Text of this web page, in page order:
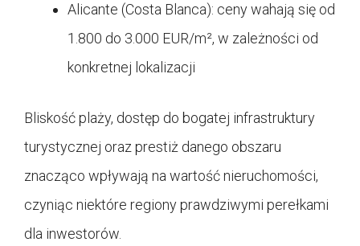
Alicante (Costa Blanca): ceny wahają się od
1.800 do 3.000 EUR/m², w zależności od
konkretnej lokalizacji
Bliskość plaży, dostęp do bogatej infrastruktury
turystycznej oraz prestiż danego obszaru
znacząco wpływają na wartość nieruchomości,
czyniąc niektóre regiony prawdziwymi perełkami
dla inwestorów.